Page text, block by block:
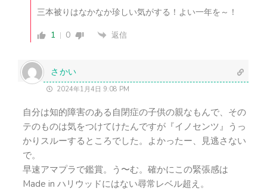
三本被りはなかなか珍しい気がする！よい一年を～！
1
0 返信
さかい
2024年1月4日 9:08 PM
自分は知的障害のある自閉症の子供の親なもんで、その
テのものは気をつけてけたんですが『イノセンツ』うっ
かりスルーするところでした。よかったー、見逃さない
で。
早速アマプラで鑑賞。う〜む。確かにこの緊張感は
Made in ハリウッドにはない尋常レベル超え。